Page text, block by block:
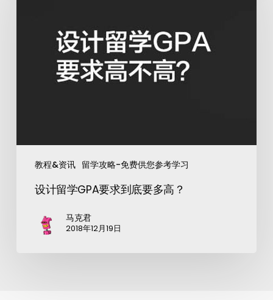
教程&资讯 留学攻略-免费供您参考学习
设计留学GPA要求到底要多高？
马克君
2018年12月19日